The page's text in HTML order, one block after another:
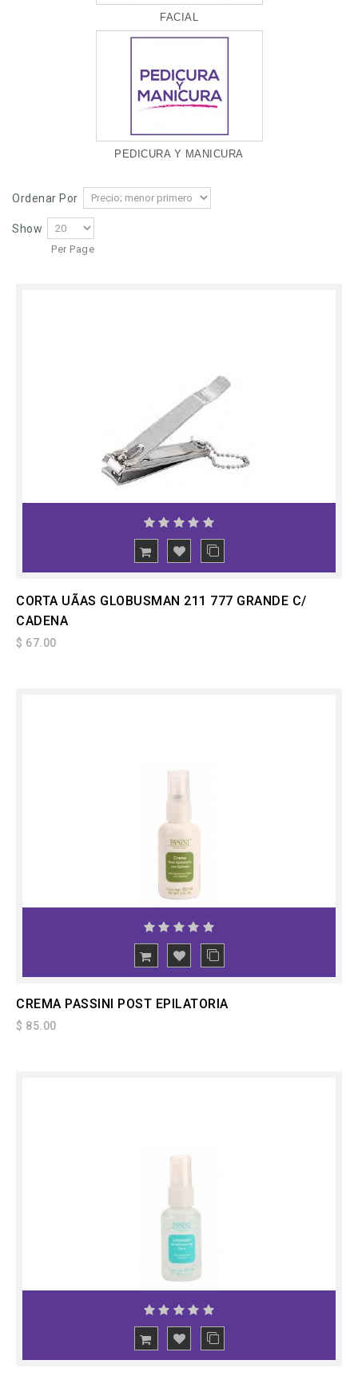
FACIAL
PEDICURA Y MANICURA
Ordenar Por
Show
Per Page
CORTA UÃAS GLOBUSMAN 211 777 GRANDE C/
CADENA
$ 67.00
CREMA PASSINI POST EPILATORIA
$ 85.00